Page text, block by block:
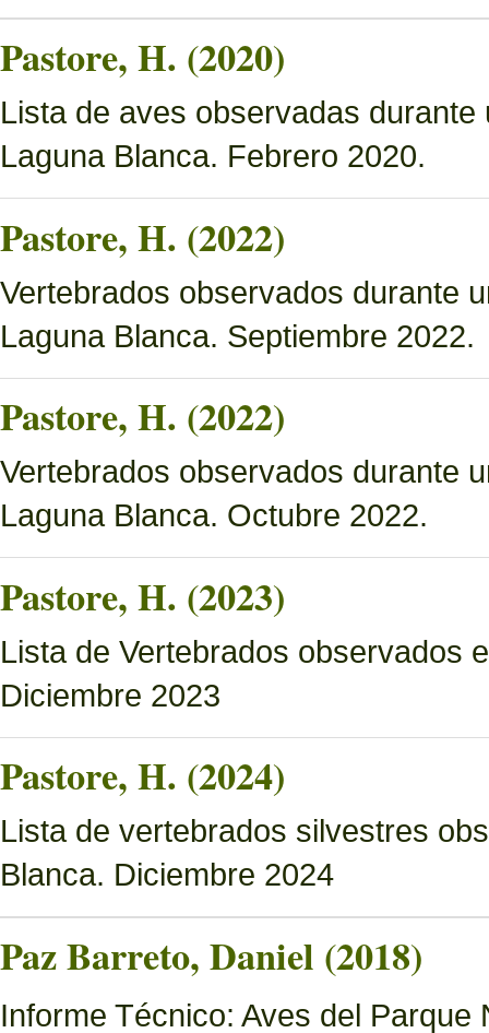
Pastore, H. (2020)
Lista de aves observadas
Laguna Blanca. Febrero 2020.
Pastore, H. (2022)
Vertebrados observados durante
Laguna Blanca. Septiembre 2022.
Pastore, H. (2022)
Vertebrados observados durante
Laguna Blanca. Octubre 2022.
Pastore, H. (2023)
Lista de Vertebrados observados
Diciembre 2023
Pastore, H. (2024)
Lista de vertebrados silvestres
Blanca. Diciembre 2024
Paz Barreto, Daniel (2018)
Informe Técnico: Aves del